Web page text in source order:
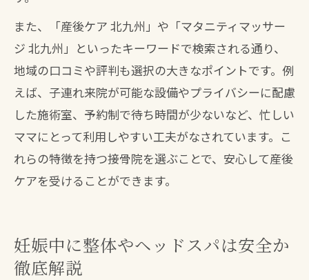
また、「産後ケア 北九州」や「マタニティマッサー
ジ 北九州」といったキーワードで検索される通り、
地域の口コミや評判も選択の大きなポイントです。例
えば、子連れ来院が可能な設備やプライバシーに配慮
した施術室、予約制で待ち時間が少ないなど、忙しい
ママにとって利用しやすい工夫がなされています。こ
れらの特徴を持つ接骨院を選ぶことで、安心して産後
ケアを受けることができます。
妊娠中に整体やヘッドスパは安全か
徹底解説